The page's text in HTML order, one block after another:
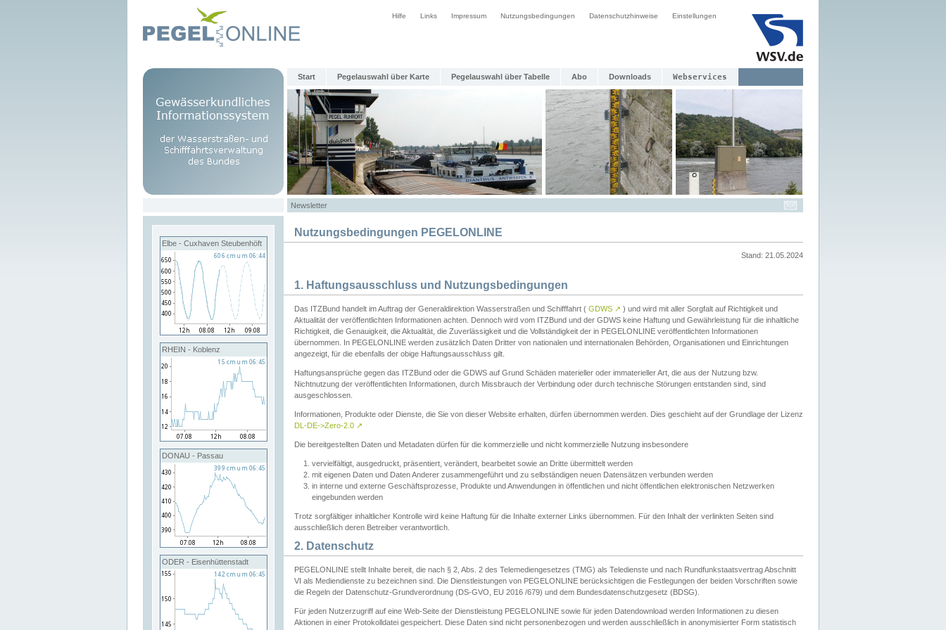
Hilfe Links Impressum Nutzungsbedingungen Datenschutzhinweise Einstellungen
Start Pegelauswahl über Karte Pegelauswahl über Tabelle Abo Downloads Webservices
Newsletter
Elbe - Cuxhaven Steubenhöft
RHEIN - Koblenz
DONAU - Passau
ODER - Eisenhüttenstadt
Nutzungsbedingungen PEGELONLINE
Stand: 21.05.2024
1. Haftungsausschluss und Nutzungsbedingungen
Das ITZBund handelt im Auftrag der Generaldirektion Wasserstraßen und Schifffahrt ( GDWS ↗ ) und wird mit aller Sorgfalt auf Richtigkeit und
Aktualität der veröffentlichten Informationen achten. Dennoch wird vom ITZBund und der GDWS keine Haftung und Gewährleistung für die inhaltliche
Richtigkeit, die Genauigkeit, die Aktualität, die Zuverlässigkeit und die Vollständigkeit der in PEGELONLINE veröffentlichten Informationen
übernommen. In PEGELONLINE werden zusätzlich Daten Dritter von nationalen und internationalen Behörden, Organisationen und Einrichtungen
angezeigt, für die ebenfalls der obige Haftungsausschluss gilt.
Haftungsansprüche gegen das ITZBund oder die GDWS auf Grund Schäden materieller oder immaterieller Art, die aus der Nutzung bzw.
Nichtnutzung der veröffentlichten Informationen, durch Missbrauch der Verbindung oder durch technische Störungen entstanden sind, sind
ausgeschlossen.
Informationen, Produkte oder Dienste, die Sie von dieser Website erhalten, dürfen übernommen werden. Dies geschieht auf der Grundlage der Lizenz
DL-DE->Zero-2.0 ↗
Die bereitgestellten Daten und Metadaten dürfen für die kommerzielle und nicht kommerzielle Nutzung insbesondere
vervielfältigt, ausgedruckt, präsentiert, verändert, bearbeitet sowie an Dritte übermittelt werden
mit eigenen Daten und Daten Anderer zusammengeführt und zu selbständigen neuen Datensätzen verbunden werden
in interne und externe Geschäftsprozesse, Produkte und Anwendungen in öffentlichen und nicht öffentlichen elektronischen Netzwerken
eingebunden werden
Trotz sorgfältiger inhaltlicher Kontrolle wird keine Haftung für die Inhalte externer Links übernommen. Für den Inhalt der verlinkten Seiten sind
ausschließlich deren Betreiber verantwortlich.
2. Datenschutz
PEGELONLINE stellt Inhalte bereit, die nach § 2, Abs. 2 des Telemediengesetzes (TMG) als Teledienste und nach Rundfunkstaatsvertrag Abschnitt
VI als Mediendienste zu bezeichnen sind. Die Dienstleistungen von PEGELONLINE berücksichtigen die Festlegungen der beiden Vorschriften sowie
die Regeln der Datenschutz-Grundverordnung (DS-GVO, EU 2016 /679) und dem Bundesdatenschutzgesetz (BDSG).
Für jeden Nutzerzugriff auf eine Web-Seite der Dienstleistung PEGELONLINE sowie für jeden Datendownload werden Informationen zu diesen
Aktionen in einer Protokolldatei gespeichert. Diese Daten sind nicht personenbezogen und werden ausschließlich in anonymisierter Form statistisch